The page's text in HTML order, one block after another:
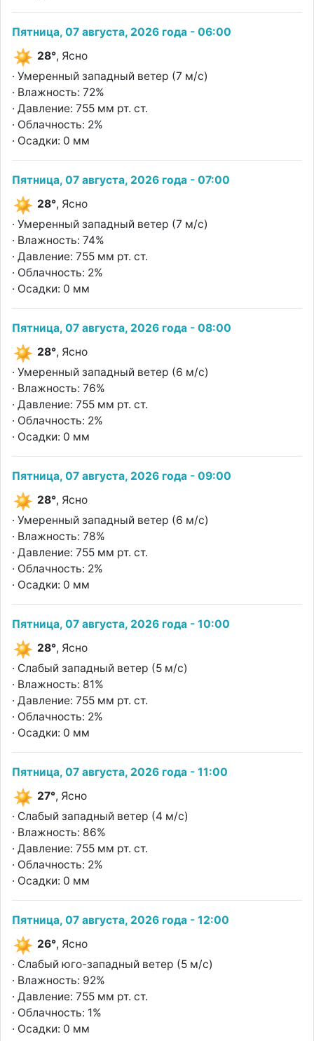
Пятница, 07 августа, 2026 года - 06:00
28°, Ясно
· Умеренный западный ветер (7 м/с)
· Влажность: 72%
· Давление: 755 мм рт. ст.
· Облачность: 2%
· Осадки: 0 мм
Пятница, 07 августа, 2026 года - 07:00
28°, Ясно
· Умеренный западный ветер (7 м/с)
· Влажность: 74%
· Давление: 755 мм рт. ст.
· Облачность: 2%
· Осадки: 0 мм
Пятница, 07 августа, 2026 года - 08:00
28°, Ясно
· Умеренный западный ветер (6 м/с)
· Влажность: 76%
· Давление: 755 мм рт. ст.
· Облачность: 2%
· Осадки: 0 мм
Пятница, 07 августа, 2026 года - 09:00
28°, Ясно
· Умеренный западный ветер (6 м/с)
· Влажность: 78%
· Давление: 755 мм рт. ст.
· Облачность: 2%
· Осадки: 0 мм
Пятница, 07 августа, 2026 года - 10:00
28°, Ясно
· Слабый западный ветер (5 м/с)
· Влажность: 81%
· Давление: 755 мм рт. ст.
· Облачность: 2%
· Осадки: 0 мм
Пятница, 07 августа, 2026 года - 11:00
27°, Ясно
· Слабый западный ветер (4 м/с)
· Влажность: 86%
· Давление: 755 мм рт. ст.
· Облачность: 2%
· Осадки: 0 мм
Пятница, 07 августа, 2026 года - 12:00
26°, Ясно
· Слабый юго-западный ветер (5 м/с)
· Влажность: 92%
· Давление: 755 мм рт. ст.
· Облачность: 1%
· Осадки: 0 мм